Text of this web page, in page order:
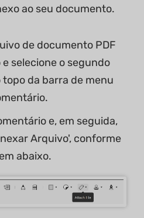
ao seu documento.
de documento PDF
selecione o segundo
topo da barra de menu
e, em seguida,
Arquivo', conforme
abaixo.